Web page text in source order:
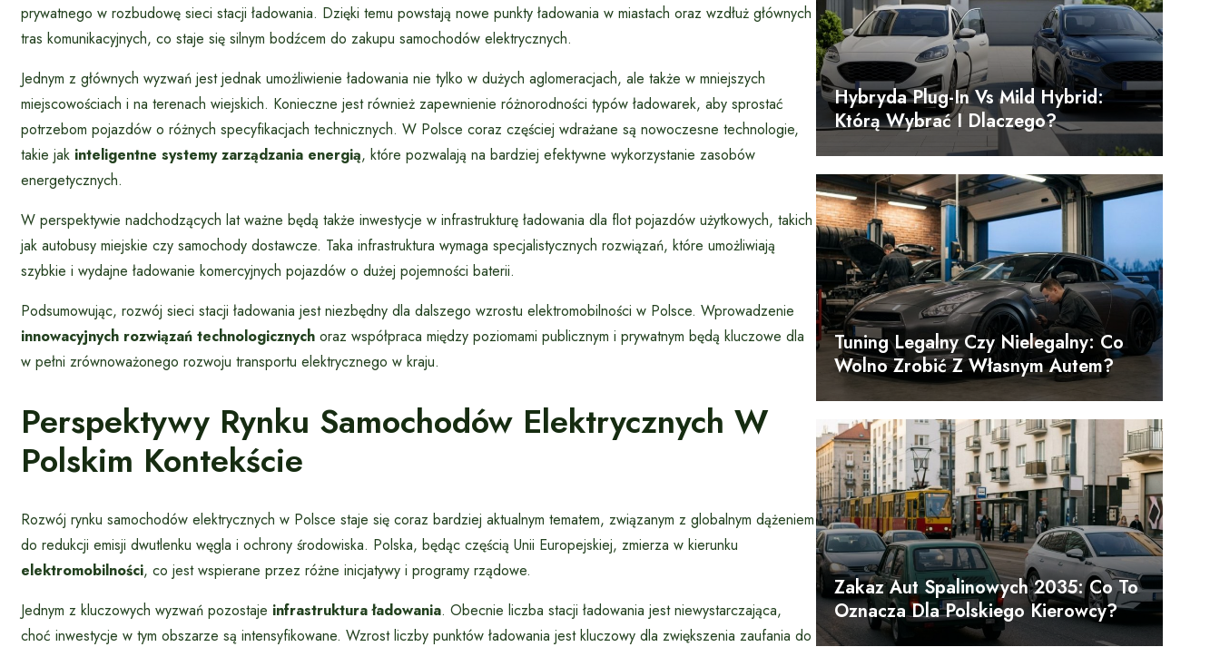
prywatnego w rozbudowę sieci stacji ładowania. Dzięki temu powstają nowe punkty ładowania w miastach oraz wzdłuż głównych
tras komunikacyjnych, co staje się silnym bodźcem do zakupu samochodów elektrycznych.
Jednym z głównych wyzwań jest jednak umożliwienie ładowania nie tylko w dużych aglomeracjach, ale także w mniejszych
miejscowościach i na terenach wiejskich. Konieczne jest również zapewnienie różnorodności typów ładowarek, aby sprostać
potrzebom pojazdów o różnych specyfikacjach technicznych. W Polsce coraz częściej wdrażane są nowoczesne technologie,
takie jak inteligentne systemy zarządzania energią, które pozwalają na bardziej efektywne wykorzystanie zasobów
energetycznych.
W perspektywie nadchodzących lat ważne będą także inwestycje w infrastrukturę ładowania dla flot pojazdów użytkowych, takich
jak autobusy miejskie czy samochody dostawcze. Taka infrastruktura wymaga specjalistycznych rozwiązań, które umożliwiają
szybkie i wydajne ładowanie komercyjnych pojazdów o dużej pojemności baterii.
Podsumowując, rozwój sieci stacji ładowania jest niezbędny dla dalszego wzrostu elektromobilności w Polsce. Wprowadzenie
innowacyjnych rozwiązań technologicznych oraz współpraca między poziomami publicznym i prywatnym będą kluczowe dla
w pełni zrównoważonego rozwoju transportu elektrycznego w kraju.
Perspektywy Rynku Samochodów Elektrycznych W
Polskim Kontekście
Rozwój rynku samochodów elektrycznych w Polsce staje się coraz bardziej aktualnym tematem, związanym z globalnym dążeniem
do redukcji emisji dwutlenku węgla i ochrony środowiska. Polska, będąc częścią Unii Europejskiej, zmierza w kierunku
elektromobilności, co jest wspierane przez różne inicjatywy i programy rządowe.
Jednym z kluczowych wyzwań pozostaje infrastruktura ładowania. Obecnie liczba stacji ładowania jest niewystarczająca,
choć inwestycje w tym obszarze są intensyfikowane. Wzrost liczby punktów ładowania jest kluczowy dla zwiększenia zaufania do
Hybryda Plug-In Vs Mild Hybrid:
Którą Wybrać I Dlaczego?
Tuning Legalny Czy Nielegalny: Co
Wolno Zrobić Z Własnym Autem?
Zakaz Aut Spalinowych 2035: Co To
Oznacza Dla Polskiego Kierowcy?